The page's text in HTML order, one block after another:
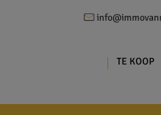
TE KOOP